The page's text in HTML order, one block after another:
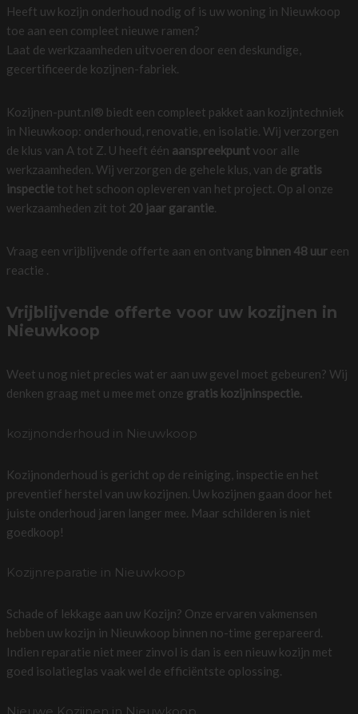
Heeft uw kozijn onderhoud nodig of is uw woning in Nieuwkoop
toe aan een compleet nieuwe ramen?
Laat de werkzaamheden uitvoeren door een deskundige,
gecertificeerde kozijnen-fabriek.
Kozijnen-punt.nl® biedt een compleet pakket aan kozijntechniek
in Nieuwkoop: onderhoud, renovatie, en isolatie. Wij verzorgen
de klus van A tot Z. U heeft één aanspreekpuntvoor alle
werkzaamheden. Wij verzorgen de gehele klus, van de gratis
inspectietot het schoon opleveren van het project. Op al onze
werkzaamheden zit tot 20 jaar garantie.
Vraag een vrijblijvende offerte aan en ontvang binnen 48 uureen
reactie .
Vrijblijvende offerte voor uw kozijnen in
Nieuwkoop
Weet u nog niet precies wat er aan uw gevel moet gebeuren? Wij
denken graag met u mee met onze gratis kozijninspectie.
kozijnonderhoud in Nieuwkoop
Kozijnonderhoud is gericht op de reiniging, inspectie en het
preventief herstel van uw kozijnen. Uw kozijnen gaan door het
juiste onderhoud jaren langer mee. Maar schilderen is niet
goedkoop!
Kozijnreparatie in Nieuwkoop
Schade of lekkage aan uw Kozijn? Onze ervaren vakmensen
hebben uw kozijn in Nieuwkoop binnen no-time gerepareerd.
Indien reparatie niet meer zinvol is dan is een nieuw kozijn met
goed isolatieglas vaak wel de efficiëntste oplossing.